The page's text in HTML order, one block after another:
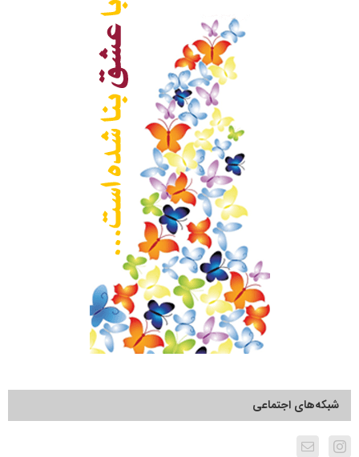
شبکه‌های اجتماعی